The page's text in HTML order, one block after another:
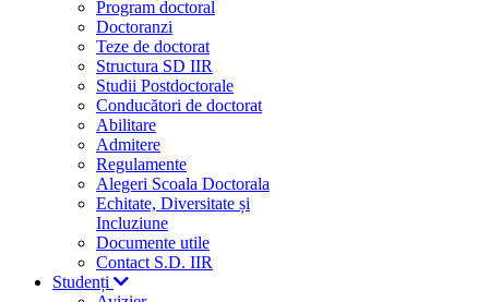
Program doctoral
Doctoranzi
Teze de doctorat
Structura SD IIR
Studii Postdoctorale
Conducători de doctorat
Abilitare
Admitere
Regulamente
Alegeri Scoala Doctorala
Echitate, Diversitate și
Incluziune
Documente utile
Contact S.D. IIR
Studenți